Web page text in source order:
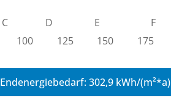
C D E F
100 125 150 175
Endenergiebedarf: 302,9 kWh/(m²*a)